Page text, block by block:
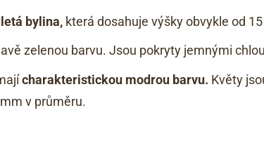
bylina,která dosahuje výšky obvykle od
zelenou barvu. Jsou pokryty jemnými
charakteristickou modrou barvu. Květy
v průměru.